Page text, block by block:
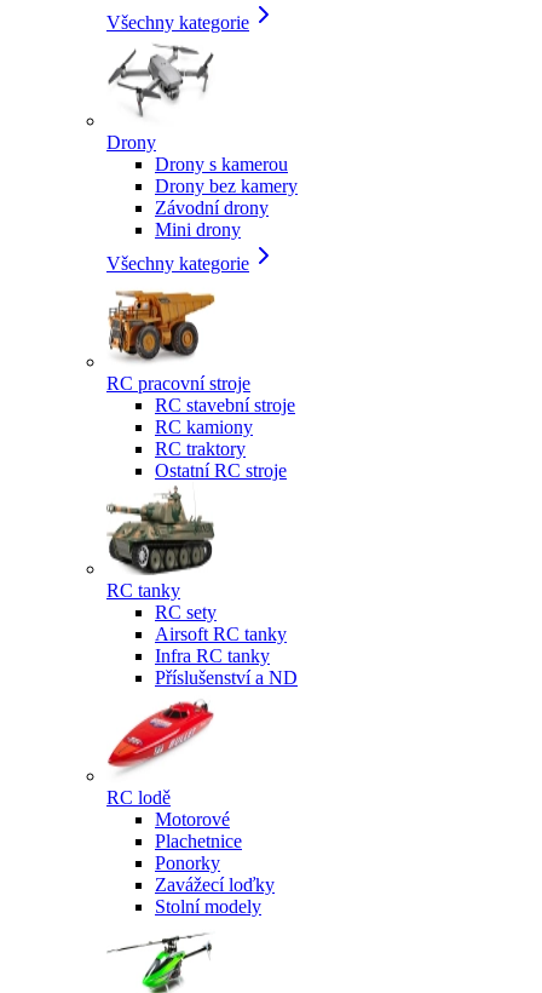
Všechny kategorie
Drony
Drony s kamerou
Drony bez kamery
Závodní drony
Mini drony
Všechny kategorie
RC pracovní stroje
RC stavební stroje
RC kamiony
RC traktory
Ostatní RC stroje
RC tanky
RC sety
Airsoft RC tanky
Infra RC tanky
Příslušenství a ND
RC lodě
Motorové
Plachetnice
Ponorky
Zavážecí loďky
Stolní modely